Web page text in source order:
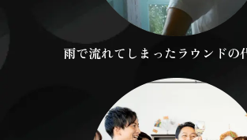
雨で流れてしまったラウンドの